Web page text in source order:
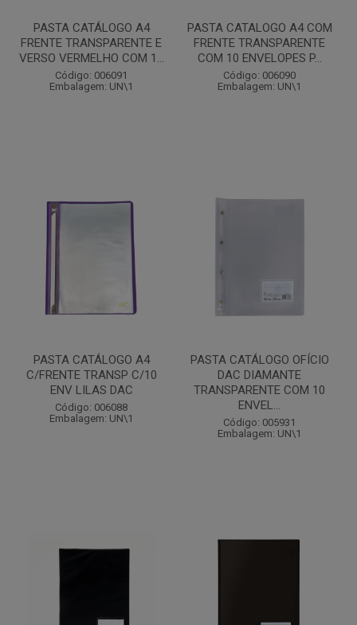
PASTA CATÁLOGO A4
FRENTE TRANSPARENTE E
VERSO VERMELHO COM 1...
Código: 006091
Embalagem: UN\1
PASTA CATALOGO A4 COM
FRENTE TRANSPARENTE
COM 10 ENVELOPES P...
Código: 006090
Embalagem: UN\1
PASTA CATÁLOGO A4
C/FRENTE TRANSP C/10
ENV LILAS DAC
Código: 006088
Embalagem: UN\1
PASTA CATÁLOGO OFÍCIO
DAC DIAMANTE
TRANSPARENTE COM 10
ENVEL...
Código: 005931
Embalagem: UN\1